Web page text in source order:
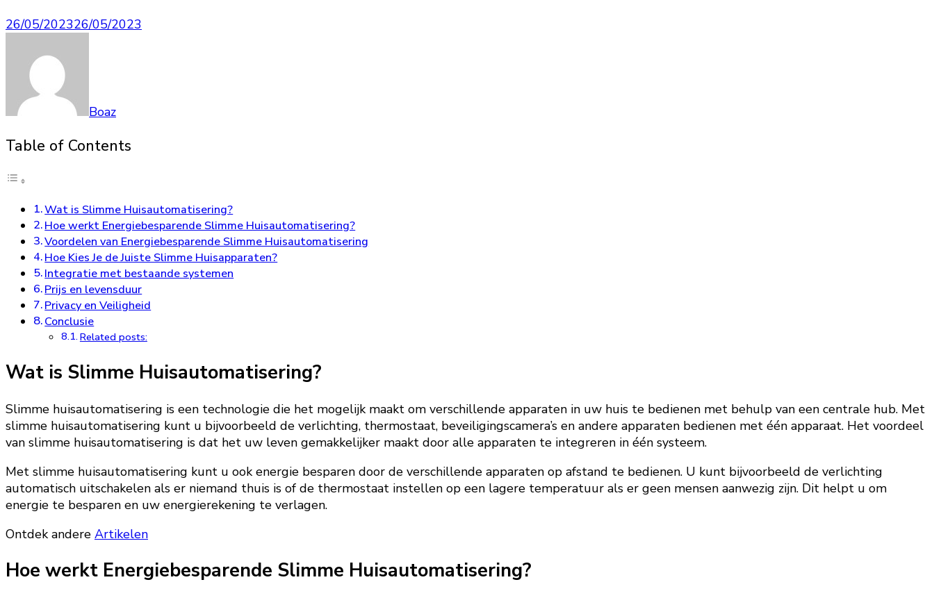
26/05/202326/05/2023
Boaz
Table of Contents
Wat is Slimme Huisautomatisering?
Hoe werkt Energiebesparende Slimme Huisautomatisering?
Voordelen van Energiebesparende Slimme Huisautomatisering
Hoe Kies Je de Juiste Slimme Huisapparaten?
Integratie met bestaande systemen
Prijs en levensduur
Privacy en Veiligheid
Conclusie
Related posts:
Wat is Slimme Huisautomatisering?
Slimme huisautomatisering is een technologie die het mogelijk maakt om verschillende apparaten in uw huis te bedienen met behulp van een centrale hub. Met
slimme huisautomatisering kunt u bijvoorbeeld de verlichting, thermostaat, beveiligingscamera’s en andere apparaten bedienen met één apparaat. Het voordeel
van slimme huisautomatisering is dat het uw leven gemakkelijker maakt door alle apparaten te integreren in één systeem.
Met slimme huisautomatisering kunt u ook energie besparen door de verschillende apparaten op afstand te bedienen. U kunt bijvoorbeeld de verlichting
automatisch uitschakelen als er niemand thuis is of de thermostaat instellen op een lagere temperatuur als er geen mensen aanwezig zijn. Dit helpt u om
energie te besparen en uw energierekening te verlagen.
Ontdek andere Artikelen
Hoe werkt Energiebesparende Slimme Huisautomatisering?